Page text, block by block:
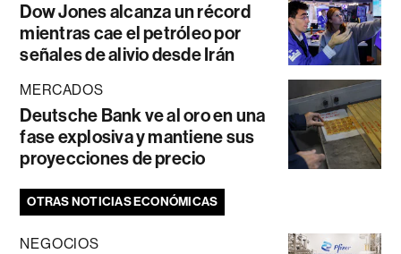
Dow Jones alcanza un récord
mientras cae el petróleo por
señales de alivio desde Irán
MERCADOS
Deutsche Bank ve al oro en una
fase explosiva y mantiene sus
proyecciones de precio
OTRAS NOTICIAS ECONÓMICAS
NEGOCIOS